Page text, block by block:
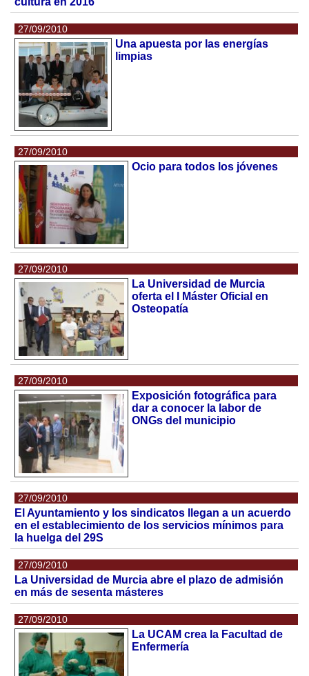
27/09/2010
Una apuesta por las energías
limpias
27/09/2010
Ocio para todos los jóvenes
27/09/2010
La Universidad de Murcia
oferta el I Máster Oficial en
Osteopatía
27/09/2010
Exposición fotográfica para
dar a conocer la labor de
ONGs del municipio
27/09/2010
El Ayuntamiento y los sindicatos llegan a un acuerdo
en el establecimiento de los servicios mínimos para
la huelga del 29S
27/09/2010
La Universidad de Murcia abre el plazo de admisión
en más de sesenta másteres
27/09/2010
La UCAM crea la Facultad de
Enfermería